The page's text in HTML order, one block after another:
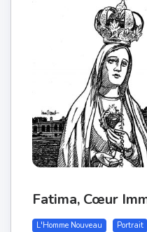
Fatima, Cœur
L'Homme Nouveau Portrait